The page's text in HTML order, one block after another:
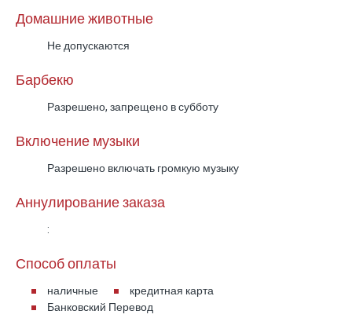
Тут царит атмосфера уединения, романтики и
полного релакса.
Оба сьюта оснащены крытыми
подогреваемыми бассейнами, теневыми
В Gold Suite гости могут наслаждаться
просмотром фильмов прямо из бассейна – на
большом экране напротив воды.
Уникальный отдых на севере Израиля
Частные подогреваемые бассейны – по
одному в каждом сьюте.
Домашние животные
Не допускаются
Барбекю
Разрешено, запрещено в субботу
Включение музыки
Разрешено включать громкую музыку
Аннулирование заказа
:
Способ оплаты
наличные
кредитная карта
Банковский Перевод